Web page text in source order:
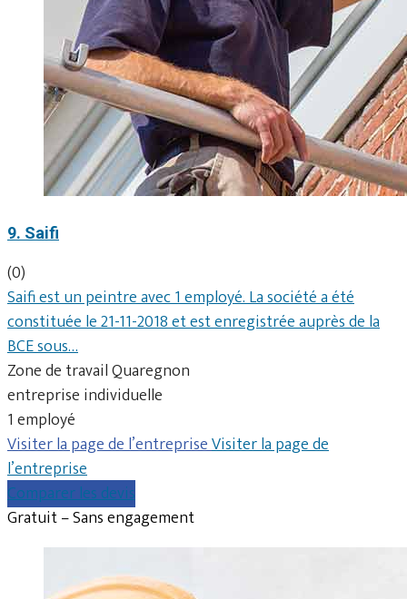
9. Saifi
(0)
Saifi est un peintre avec 1 employé. La société a été
constituée le 21-11-2018 et est enregistrée auprès de la
BCE sous…
Zone de travail Quaregnon
entreprise individuelle
1 employé
Visiter la page de l’entrepriseVisiter la page de
l’entreprise
Comparer les devis
Gratuit – Sans engagement